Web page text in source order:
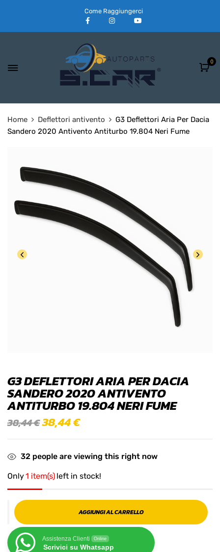
Come Raggiungerci
0
Home Deflettori antivento
G3 Deflettori Aria Per Dacia
Sandero 2020 Antivento Antiturbo 19.804 Neri Fume
G3 DEFLETTORI ARIA PER DACIA
SANDERO 2020 ANTIVENTO
ANTITURBO 19.804 NERI FUME
38,44€38,44€
32 people are viewing this right now
Only1 item(s) left in stock!
AGGIUNGI AL CARRELLO
Assistenza Clienti Online
Scrivici su Whatsapp